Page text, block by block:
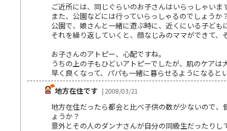
ご近所には、同じぐらいのお子さんはいらっしゃいま
また、公園などには行っていらっしゃるのでしょうか？
公園で、娘さんと一緒に遊ぶ時に、近くにいる子ども
それを繰り返していくと、顔なじみのママができて、
お子さんのアトピー、心配ですね。
うちの上の子もひどいアトピーでしたが、肌のケアは
早く良くなって、パパも一緒に暮らせるようになると
地方在住です | 2008/03/21
地方在住だったら都会と比べ子供の数が少ないので
ょうか？
意外とその人のダンナさんが自分の同級生だったりし